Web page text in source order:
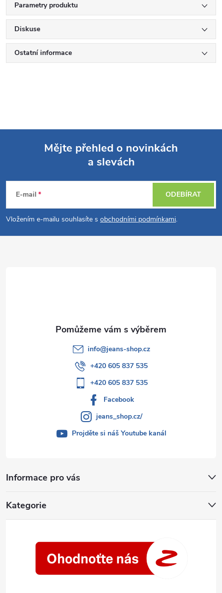
Parametry produktu
Diskuse
Ostatní informace
p
a
Mějte přehled o novinkách
a slevách
E-mail
Vložením e-mailu souhlasíte s obchodními podmínkami.
ODEBÍRAT
Informace pro vás
Kategorie
info@jeans-shop.cz
+420 605 837 535
+420 605 837 535
Facebook
jeans_shop.cz/
Projděte si náš Youtube kanál